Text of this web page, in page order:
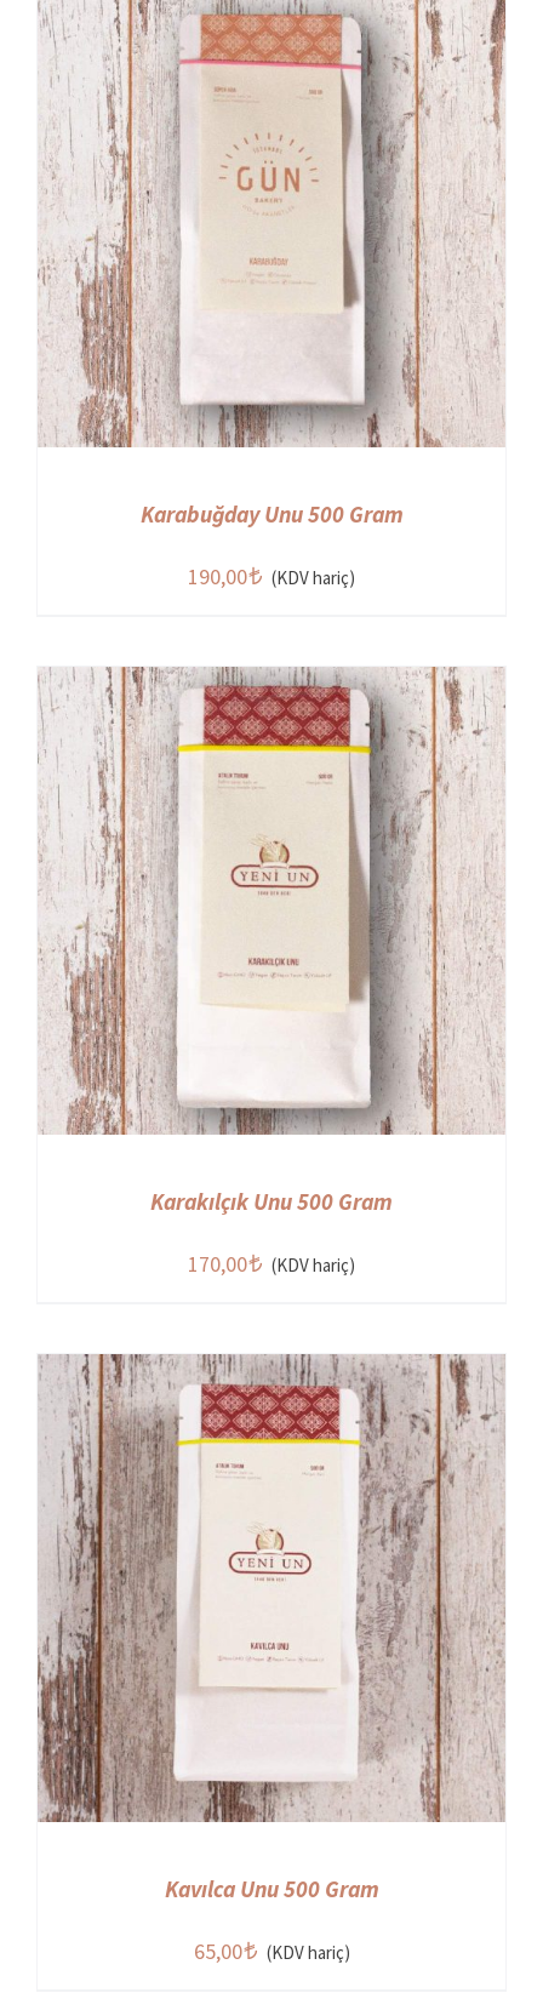
Karabuğday Unu 500 Gram
190,00 (KDV hariç)
Karakılçık Unu 500 Gram
170,00 (KDV hariç)
Kavılca Unu 500 Gram
65,00 (KDV hariç)